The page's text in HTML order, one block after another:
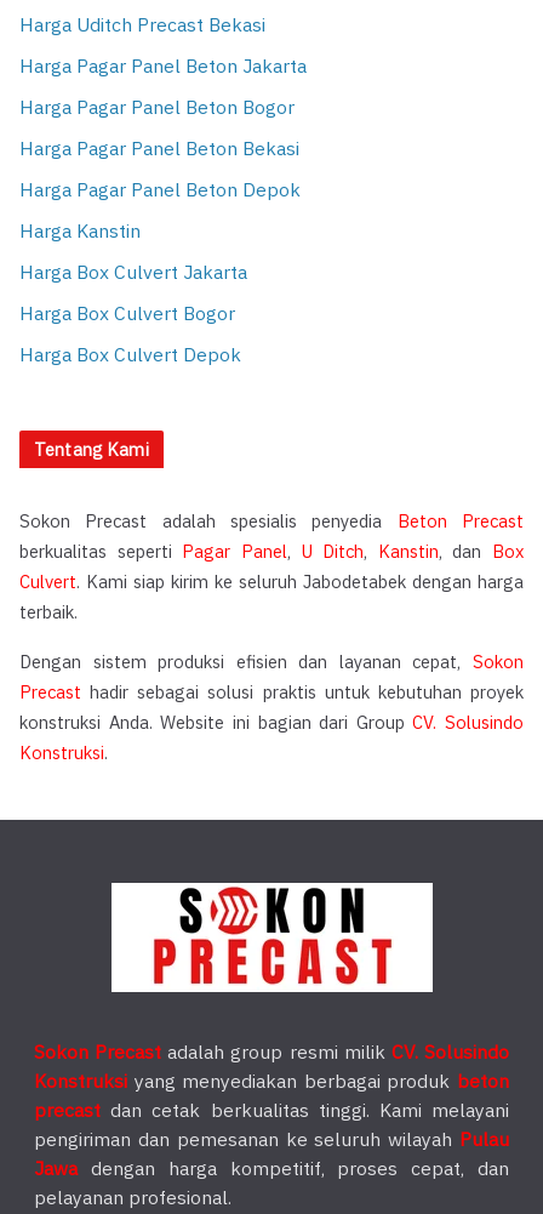
Harga Uditch Precast Bekasi
Harga Pagar Panel Beton Jakarta
Harga Pagar Panel Beton Bogor
Harga Pagar Panel Beton Bekasi
Harga Pagar Panel Beton Depok
Harga Kanstin
Harga Box Culvert Jakarta
Harga Box Culvert Bogor
Harga Box Culvert Depok
Tentang Kami
Sokon Precast adalah spesialis penyedia Beton Precast
berkualitas seperti Pagar Panel, U Ditch, Kanstin, dan Box
Culvert. Kami siap kirim ke seluruh Jabodetabek dengan harga
terbaik.
Dengan sistem produksi efisien dan layanan cepat, Sokon
Precast hadir sebagai solusi praktis untuk kebutuhan proyek
konstruksi Anda. Website ini bagian dari GroupCV. Solusindo
Konstruksi.
Sokon Precast adalah group resmi milik CV. Solusindo
Konstruksi yang menyediakan berbagai produk beton
precast dan cetak berkualitas tinggi. Kami melayani
pengiriman dan pemesanan ke seluruh wilayah Pulau
Jawadengan harga kompetitif, proses cepat, dan
pelayanan profesional.